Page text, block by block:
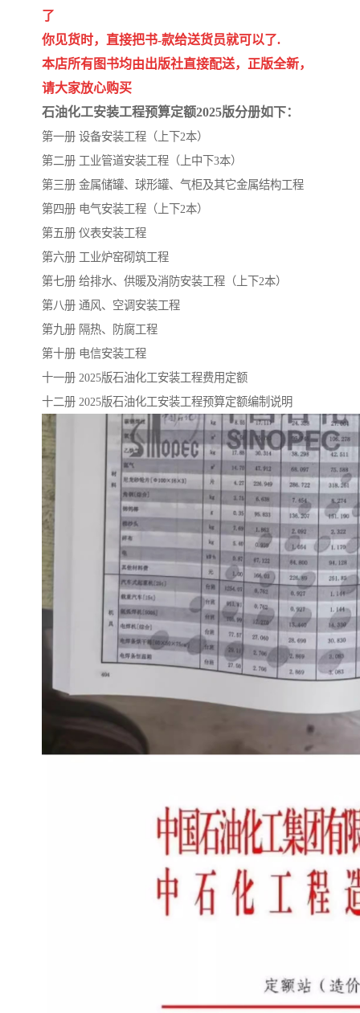
了
你见货时，直接把书-款给送货员就可以了.
本店所有图书均由出版社直接配送，正版全新，
请大家放心购买
石油化工安装工程预算定额2025版分册如下：
第一册 设备安装工程（上下2本）
第二册 工业管道安装工程（上中下3本）
第三册 金属储罐、球形罐、气柜及其它金属结构工程
第四册 电气安装工程（上下2本）
第五册 仪表安装工程
第六册 工业炉窑砌筑工程
第七册 给排水、供暖及消防安装工程（上下2本）
第八册 通风、空调安装工程
第九册 隔热、防腐工程
第十册 电信安装工程
十一册 2025版石油化工安装工程费用定额
十二册 2025版石油化工安装工程预算定额编制说明
青海省建筑工程消耗量定
20kv及以下配电网工程定 地质灾害治理工程质量检
广西建筑安装工程预算定
*考军校教材 黑龙江建设工程计价定额
电力工程预算概算定额 重庆市建设工程计价定额
江苏省建设工程计价定额
额
四川省清单定额 河南省建设工程预算定额
云南省建设工程预算定额
陕西省水利工程概预算定 宁夏建设工程计价定额
冶金工业建设工程概算定 河北省建设工程消耗量定
额
天津建设工程预算定额 20kv及以下配电网工程预
算定额
广东省水利水电概预算定 全国消耗量工程定额
四川省清单计价定额 北京市建设工程消耗量定
额